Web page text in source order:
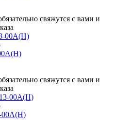
свяжутся с вами и
свяжутся с вами и
00A(H)